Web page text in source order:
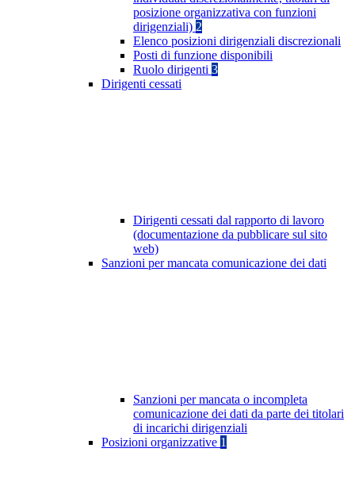
posizione organizzativa con funzioni
dirigenziali) 2
Elenco posizioni dirigenziali discrezionali
Posti di funzione disponibili
Ruolo dirigenti 3
Dirigenti cessati
Dirigenti cessati dal rapporto di lavoro
(documentazione da pubblicare sul sito
web)
Sanzioni per mancata comunicazione dei dati
Sanzioni per mancata o incompleta
comunicazione dei dati da parte dei titolari
di incarichi dirigenziali
Posizioni organizzative 1